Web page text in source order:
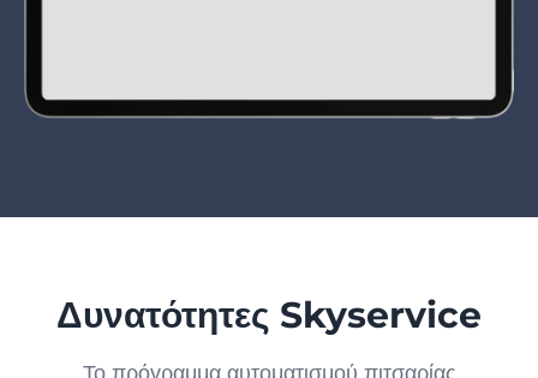
Δυνατότητες Skyservice